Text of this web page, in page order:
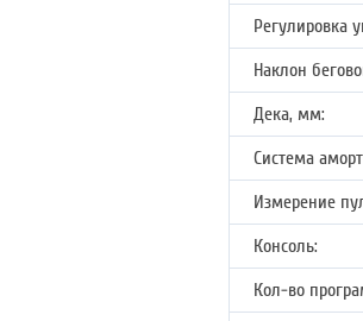
Регулировка
Наклон
Дека, мм:
Система
Измерение
Консоль:
Кол-во